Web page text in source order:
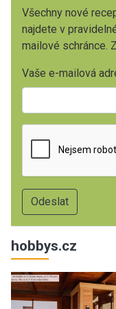
Všechny nové
najdete v
mailové schránce.
Vaše e-mailová
hobbys.cz